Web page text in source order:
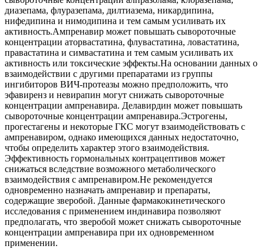
диазепама, флуразепама, дилтиазема, никардипина,
нифедипина и нимодипина и тем самым усиливать их
активность.Ампренавир может повышать сывороточные
концентрации аторвастатина, флувастатина, ловастатина,
правастатина и симвастатина и тем самым усиливать их
активность или токсические эффекты.На основании данных о
взаимодействии с другими препаратами из группы
ингибиторов ВИЧ-протеазы можно предположить, что
эфавиренз и невирапин могут снижать сывороточные
концентрации ампренавира. Делавирдин может повышать
сывороточные концентрации ампренавира.Эстрогены,
прогестагены и некоторые ГКС могут взаимодействовать с
ампренавиром, однако имеющихся данных недостаточно,
чтобы определить характер этого взаимодействия.
Эффективность гормональных контрацептивов может
снижаться вследствие возможного метаболического
взаимодействия с ампренавиром.Не рекомендуется
одновременно назначать ампренавир и препараты,
содержащие зверобой. Данные фармакокинетического
исследования с применением индинавира позволяют
предполагать, что зверобой может снижать сывороточные
концентрации ампренавира при их одновременном
применении.